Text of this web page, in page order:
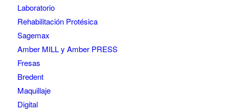
Laboratorio
Rehabilitación Protésica
Sagemax
Amber MILL y Amber PRESS
Fresas
Bredent
Maquillaje
Digital